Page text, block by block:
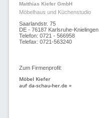
Matthias Kiefer GmbH
Möbelhaus und Küchenstudio
Saarlandstr. 75
DE - 76187 Karlsruhe-Knielingen
Telefon: 0721 - 566958
Telefax: 0721-563240
Zum Firmenprofil:
Möbel Kiefer
auf da-schau-her.de »